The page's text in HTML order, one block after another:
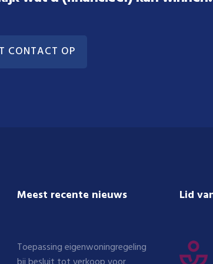
CONTACT OP
Meest recente nieuws
Toepassing eigenwoningregeling
Lid